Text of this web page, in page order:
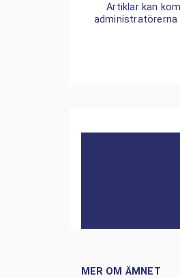
Artiklar kan
MER OM ÄMNET